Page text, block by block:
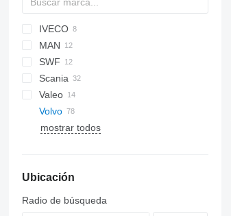
Futura
IVECO
Crossway
Eurorider
Axer
Citelis
Crossway
Daily
Domino
Evadys
Proway
MAN
A-series
Lion's series
Conecto
Intouro
SWF
Scania
K-series
L-series
S-series
Alpino
Urbino
Valeo
Volvo
8700
B9
B12
mostrar todos
Ubicación
Radio de búsqueda